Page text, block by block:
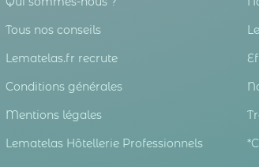
Tous nos conseils
Lematelas.fr recrute
Conditions générales
Mentions légales
Lematelas Hôtellerie Professionnels